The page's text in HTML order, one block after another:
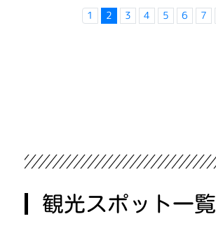
1 2 3 4 5 6 7
観光スポット一覧